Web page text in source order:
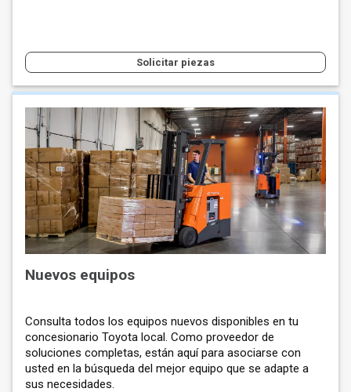
Solicitar piezas
Nuevos equipos
Consulta todos los equipos nuevos disponibles en tu
concesionario Toyota local. Como proveedor de
soluciones completas, están aquí para asociarse con
usted en la búsqueda del mejor equipo que se adapte a
sus necesidades.